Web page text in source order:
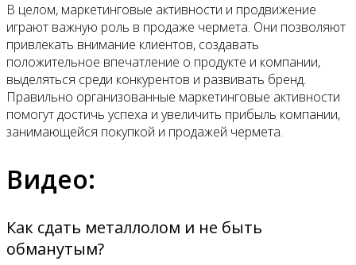
В целом, маркетинговые активности и продвижение
играют важную роль в продаже чермета. Они позволяют
привлекать внимание клиентов, создавать
положительное впечатление о продукте и компании,
выделяться среди конкурентов и развивать бренд.
Правильно организованные маркетинговые активности
помогут достичь успеха и увеличить прибыль компании,
занимающейся покупкой и продажей чермета.
Видео:
Как сдать металлолом и не быть
обманутым?